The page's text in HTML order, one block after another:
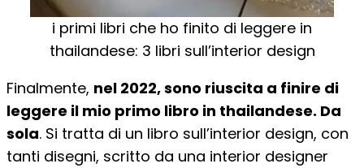
i primi libri che ho finito di leggere in
thailandese: 3 libri sull’interior design
Finalmente, nel 2022, sono riuscita a finire di
leggere il mio primo libro in thailandese. Da
sola. Si tratta di un libro sull’interior design, con
tanti disegni, scritto da una interior designer